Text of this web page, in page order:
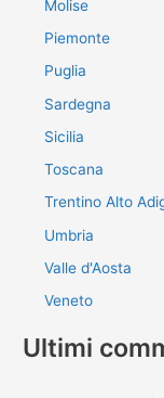
Molise
Piemonte
Puglia
Sardegna
Sicilia
Toscana
Trentino Alto
Umbria
Valle d'Aosta
Veneto
Ultimi